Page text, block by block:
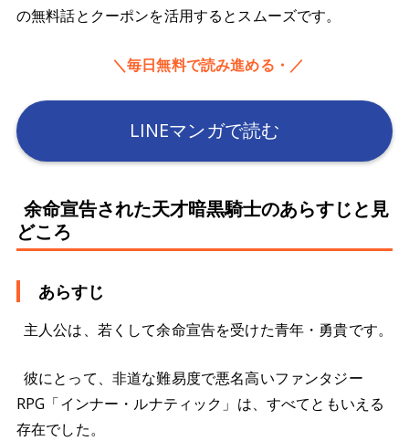
の無料話とクーポンを活用するとスムーズです。
＼毎日無料で読み進める・／
LINEマンガで読む
余命宣告された天才暗黒騎士のあらすじと見
どころ
あらすじ
主人公は、若くして余命宣告を受けた青年・勇貴です。
彼にとって、非道な難易度で悪名高いファンタジー
RPG「インナー・ルナティック」は、すべてともいえる
存在でした。